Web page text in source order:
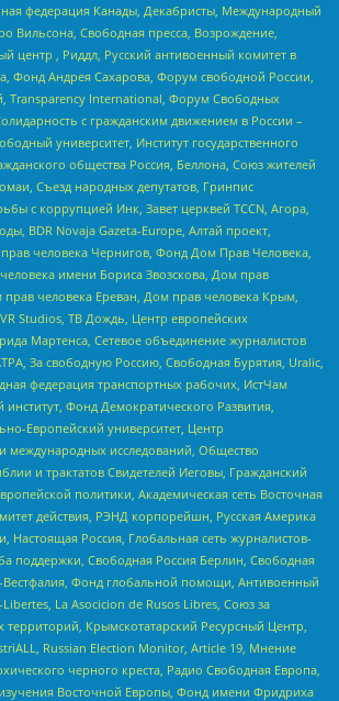
федерация Канады, Декабристы, Международный
Вильсона, Свободная пресса, Возрождение,
центр , Риддл, Русский антивоенный комитет в
Фонд Андрея Сахарова, Форум свободной России,
Transparеncy International, Форум Свободных
с гражданским движением в России –
университет, Институт государственного
общества Россия, Беллона, Союз жителей
Съезд народных депутатов, Гринпис
с коррупцией Инк, Завет церквей TCCN, Агора,
BDR Novaja Gazeta-Europe, Алтай проект,
человека Чернигов, Фонд Дом Прав Человека,
имени Бориса Звозскова, Дом прав
человека Ереван, Дом прав человека Крым,
Studios, ТВ Дождь, Центр европейских
Мартенса, Сетевое объединение журналистов
За свободную Россию, Свободная Бурятия, Uralic,
федерация транспортных рабочих, ИстЧам
Фонд Демократического Развития,
Европейский университет, Центр
международных исследований, Общество
и трактатов Свидетелей Иеговы, Гражданский
политики, Академическая сеть Восточная
действия, РЭНД корпорейшн, Русская Америка
Настоящая Россия, Глобальная сеть журналистов-
поддержки, Свободная Россия Берлин, Свободная
Вестфалия, Фонд глобальной помощи, Антивоенный
La Asocicion de Rusos Libres, Союз за
Крымскотатарский Ресурсный Центр,
Russian Election Monitor, Article 19, Мнение
черного креста, Радио Свободная Европа,
Восточной Европы, Фонд имени Фридриха